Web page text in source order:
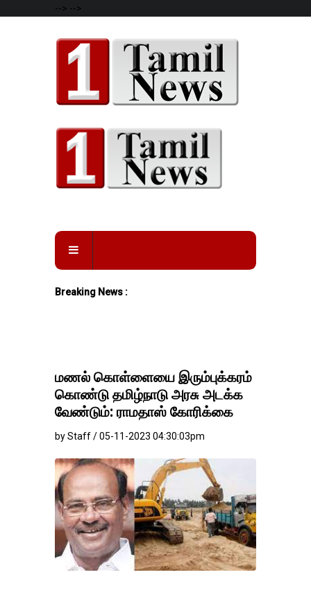
--> -->
Breaking News :
மணல் கொள்ளையை இரும்புக்கரம்
கொண்டு தமிழ்நாடு அரசு அடக்க
வேண்டும்: ராமதாஸ் கோரிக்கை
by Staff / 05-11-2023 04:30:03pm